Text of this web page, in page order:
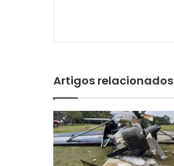
Artigos relacionados